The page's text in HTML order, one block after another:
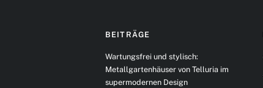
BEITRÄGE
Wartungsfrei und stylisch:
Metallgartenhäuser von Telluria im
supermodernen Design